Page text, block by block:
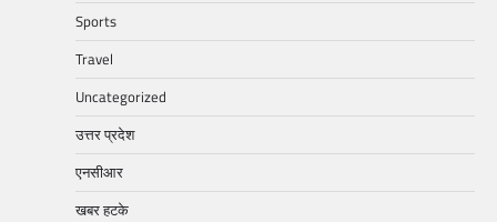
Sports
Travel
Uncategorized
उत्तर प्रदेश
एनसीआर
खबर हटके